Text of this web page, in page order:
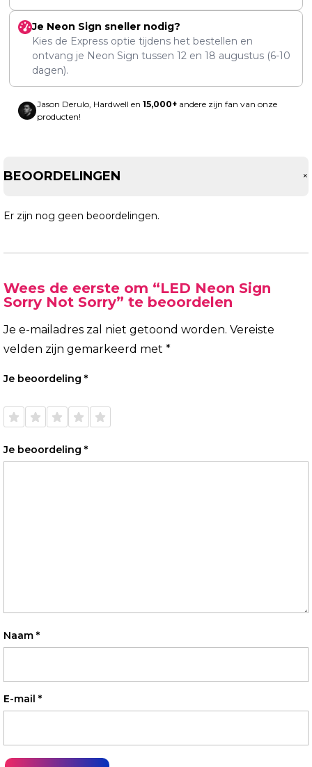
Je Neon Sign sneller nodig?
Kies de Express optie tijdens het bestellen en
ontvang je Neon Sign tussen 12 en 18 augustus (6-10
dagen).
Jason Derulo, Hardwell en 15,000+ andere zijn fan van onze
producten!
BEOORDELINGEN +
Er zijn nog geen beoordelingen.
Wees de eerste om “LED Neon Sign
Sorry Not Sorry” te beoordelen
Je e-mailadres zal niet getoond worden. Vereiste
velden zijn gemarkeerd met *
Je beoordeling *
de 5
de 5
de 5
de 5
de 5
Je beoordeling *
Naam *
E-mail *